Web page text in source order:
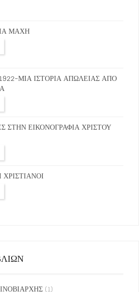
ΜΑΧΗ
ΜΙΑ ΙΣΤΟΡΙΑ ΑΠΩΛΕΙΑΣ ΑΠΟ
ΣΤΗΝ ΕΙΚΟΝΟΓΡΑΦΙΑ ΧΡΙΣΤΟΥ
ΧΡΙΣΤΙΑΝΟΙ
(1)